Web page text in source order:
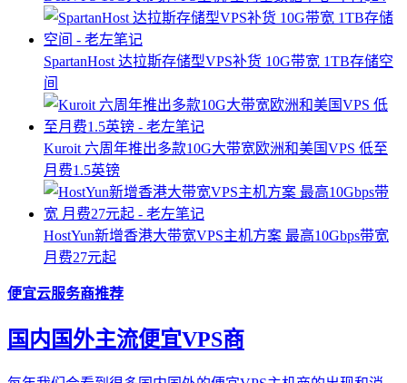
SpartanHost 达拉斯存储型VPS补货 10G带宽 1TB存储空
间
Kuroit 六周年推出多款10G大带宽欧洲和美国VPS 低至
月费1.5英镑
HostYun新增香港大带宽VPS主机方案 最高10Gbps带宽
月费27元起
便宜云服务商推荐
国内国外主流便宜VPS商